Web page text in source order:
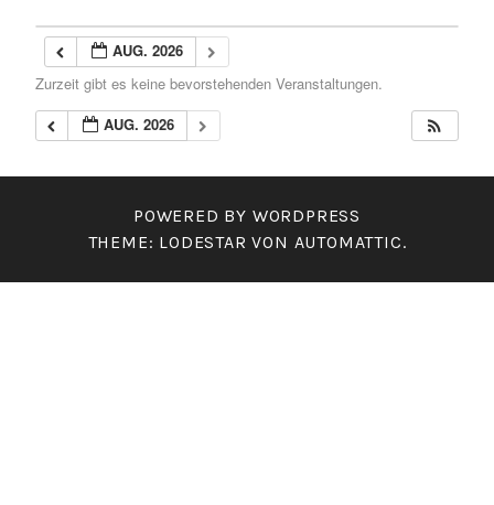
AUG. 2026
Zurzeit gibt es keine bevorstehenden Veranstaltungen.
AUG. 2026
POWERED BY WORDPRESS
THEME: LODESTAR VON AUTOMATTIC.